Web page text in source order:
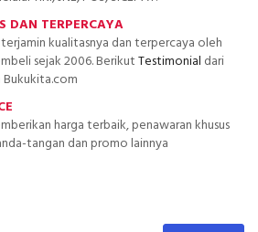
DAN TERPERCAYA
kualitasnya dan terpercaya oleh
sejak 2006. BerikutTestimonial dari
Bukukita.com
harga terbaik, penawaran khusus
tangan dan promo lainnya